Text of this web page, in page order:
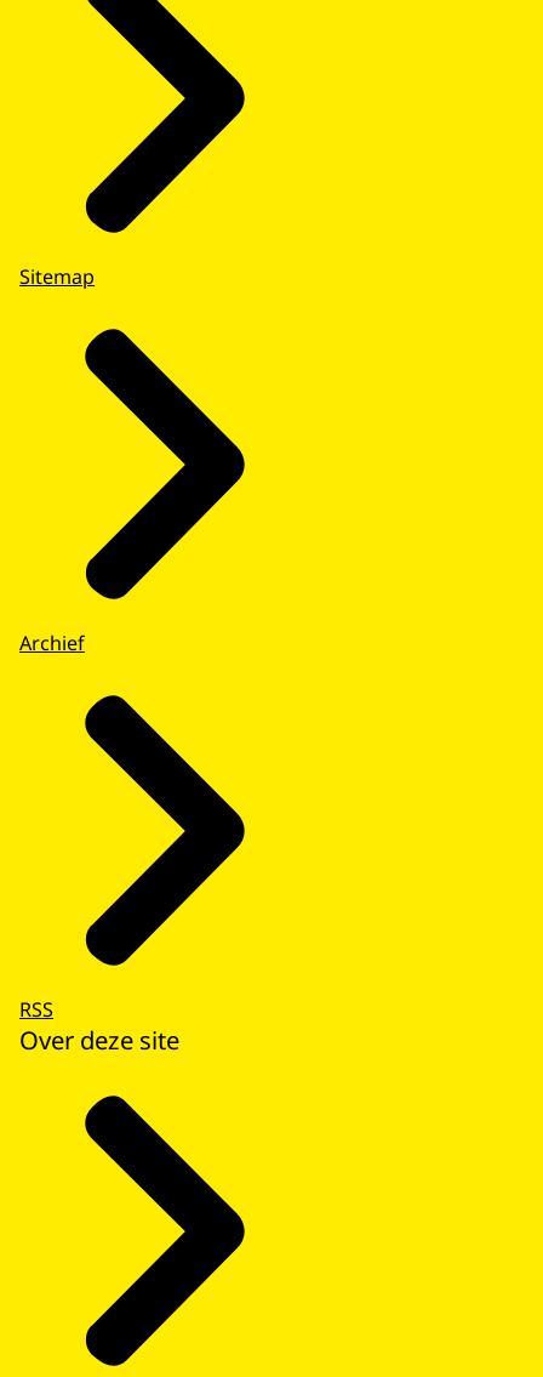
Sitemap
Archief
RSS
Over deze site